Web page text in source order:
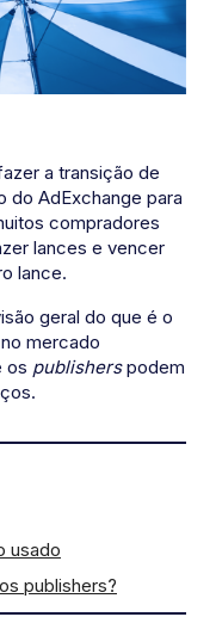
a transição de
do AdExchange para
compradores
lances e vencer
lance.
geral do que é o
mercado
os publisherspodem
usado
publishers?